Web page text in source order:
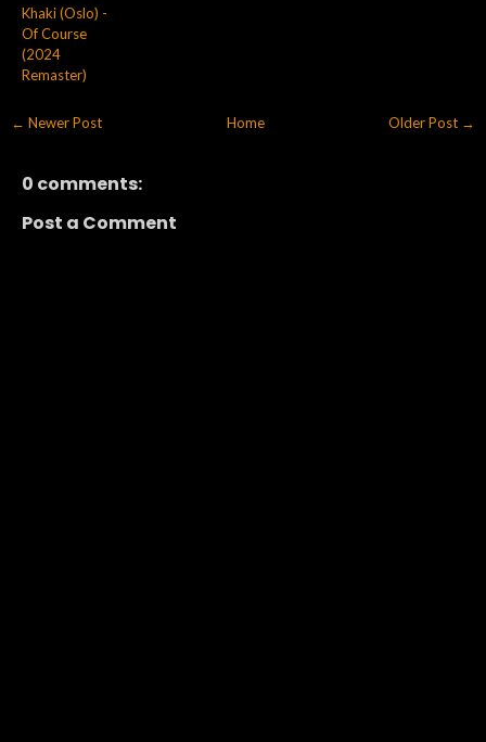
Khaki (Oslo) -
Of Course
(2024
Remaster)
← Newer Post Older Post →
Home
0 comments:
Post a Comment